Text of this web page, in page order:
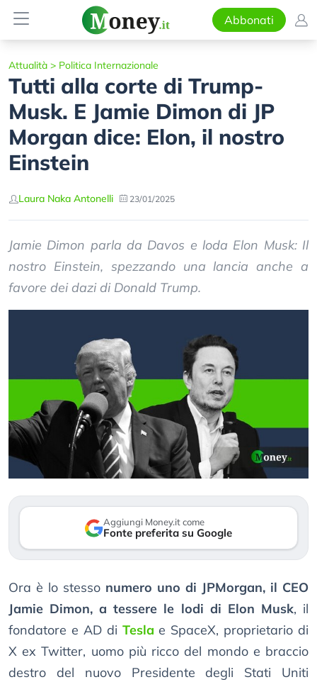
Abbonati
Attualità > Politica Internazionale
Tutti alla corte di Trump-
Musk. E Jamie Dimon di JP
Morgan dice: Elon, il nostro
Einstein
Laura Naka Antonelli 23/01/2025
Jamie Dimon parla da Davos e loda Elon Musk: Il
nostro Einstein, spezzando una lancia anche a
favore dei dazi di Donald Trump.
Aggiungi Money.it come
Fonte preferita su Google
Ora è lo stesso numero uno di JPMorgan, il CEO
Jamie Dimon, a tessere le lodi di Elon Musk, il
fondatore e AD di Tesla e SpaceX, proprietario di
X ex Twitter, uomo più ricco del mondo e braccio
destro del nuovo Presidente degli Stati Uniti